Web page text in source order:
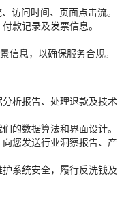
访问时间、页面点击流。
款记录及发票信息。
信息，以确保服务合规。
析报告、处理退款及技术
的数据算法和界面设计。
您发送行业洞察报告、产
系统安全，履行反洗钱及